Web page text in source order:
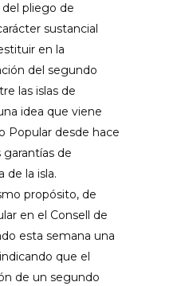
pliego de
sustancial
en la
del segundo
las islas de
idea que viene
Popular desde hace
garantías de
de la isla.
propósito, de
en el Consell de
esta semana una
que el
de un segundo